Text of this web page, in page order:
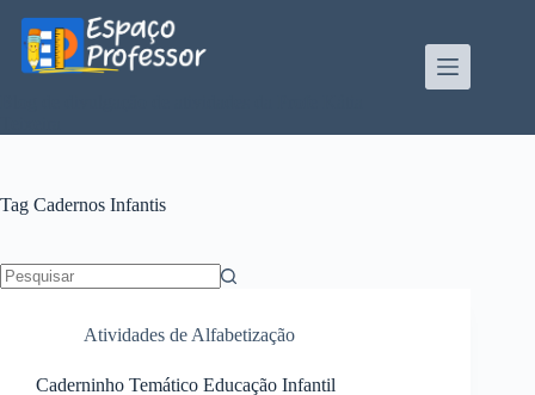
para
conteúdo
Tag Cadernos Infantis
Atividades de Alfabetização
Caderninho Temático Educação Infantil